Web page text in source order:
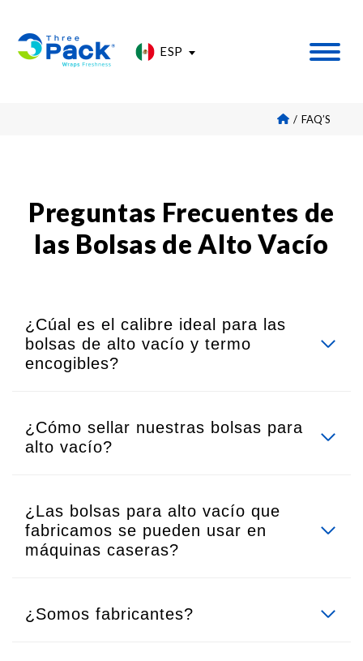
ESP
FAQ’S
Preguntas Frecuentes de
las Bolsas de Alto Vacío
¿Cúal es el calibre ideal para las
bolsas de alto vacío y termo
encogibles?
¿Cómo sellar nuestras bolsas para
alto vacío?
¿Las bolsas para alto vacío que
fabricamos se pueden usar en
máquinas caseras?
¿Somos fabricantes?